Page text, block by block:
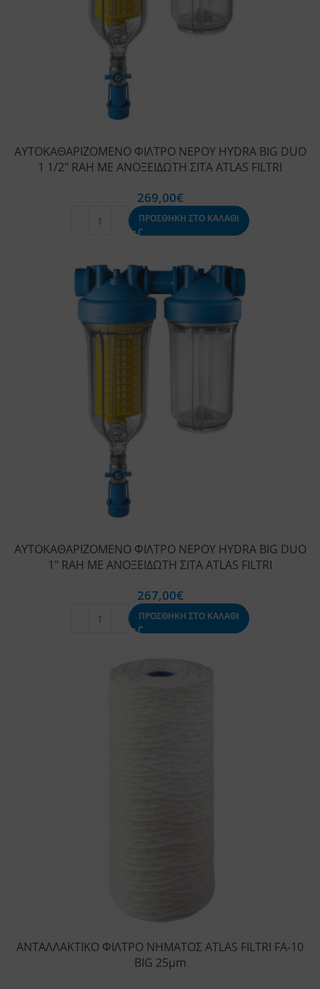
ΑΥΤΟΚΑΘΑΡΙΖΟΜΕΝΟ ΦΙΛΤΡΟ ΝΕΡΟΥ HYDRA BIG DUO
1 1/2″ RAH ΜΕ ΑΝΟΞΕΙΔΩΤΗ ΣΙΤΑ ATLAS FILTRI
269,00€
ΠΡΟΣΘΗΚΗ ΣΤΟ ΚΑΛΑΘΙ
ΑΥΤΟΚΑΘΑΡΙΖΟΜΕΝΟ ΦΙΛΤΡΟ ΝΕΡΟΥ HYDRA BIG DUO
1″ RAH ΜΕ ΑΝΟΞΕΙΔΩΤΗ ΣΙΤΑ ATLAS FILTRI
267,00€
ΠΡΟΣΘΗΚΗ ΣΤΟ ΚΑΛΑΘΙ
ΑΝΤΑΛΛΑΚΤΙΚΟ ΦΙΛΤΡΟ ΝΗΜΑΤΟΣ ATLAS FILTRI FA-10
BIG 25μm